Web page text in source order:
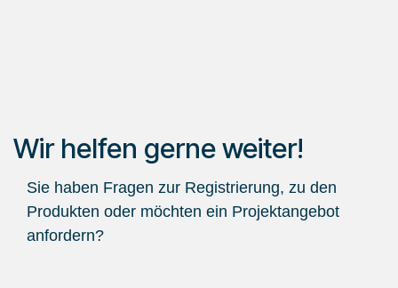
Wir helfen gerne weiter!
Sie haben Fragen zur Registrierung, zu den
Produkten oder möchten ein Projektangebot
anfordern?